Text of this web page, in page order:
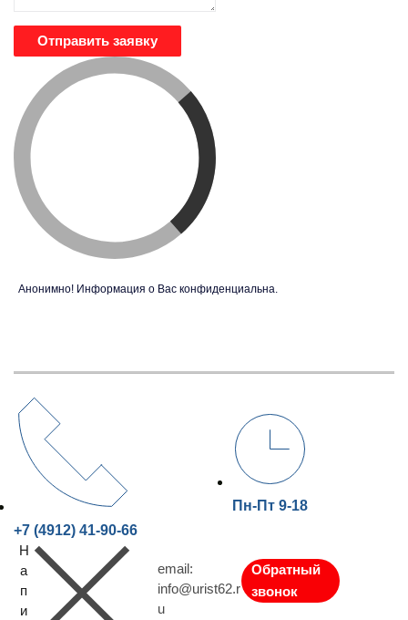
Отправить заявку
Анонимно! Информация о Вас конфиденциальна.
+7 (4912) 41-90-66
Пн-Пт 9-18
Н
а
п
и
email:
info@urist62.r
u
Обратный
звонок